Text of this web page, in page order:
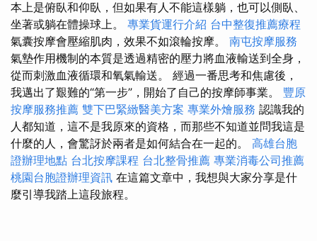
本上是俯臥和仰臥，但如果有人不能這樣躺，也可以側臥、
坐著或躺在體操球上。 專業貨運行介紹 台中整復推薦療程
氣囊按摩會壓縮肌肉，效果不如滾輪按摩。 南屯按摩服務
氣墊作用機制的本質是透過精密的壓力將血液輸送到全身，
從而刺激血液循環和氧氣輸送。 經過一番思考和焦慮後，
我邁出了艱難的“第一步”，開始了自己的按摩師事業。 豐原
按摩服務推薦 雙下巴緊緻醫美方案 專業外燴服務 認識我的
人都知道，這不是我原來的資格，而那些不知道並問我這是
什麼的人，會驚訝於兩者是如何結合在一起的。 高雄台胞
證辦理地點 台北按摩課程 台北整骨推薦 專業消毒公司推薦
桃園台胞證辦理資訊 在這篇文章中，我想與大家分享是什
麼引導我踏上這段旅程。